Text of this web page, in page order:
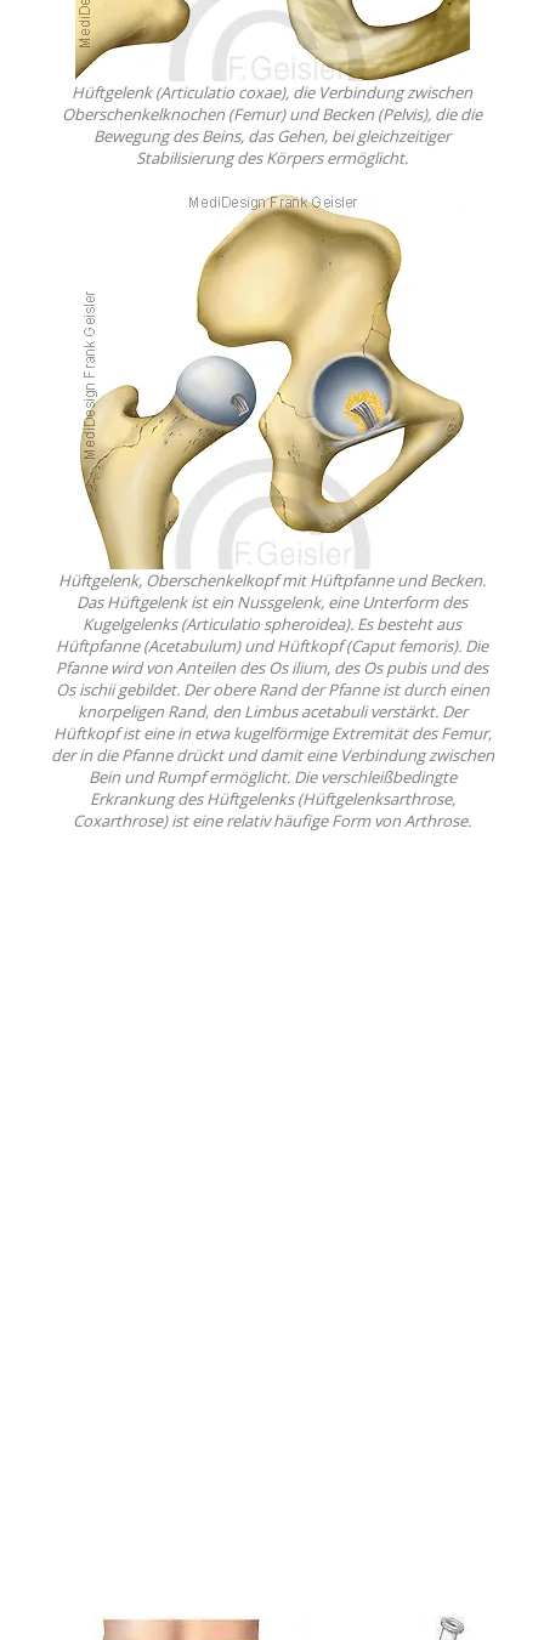
Hüftgelenk (Articulatio coxae), die Verbindung zwischen
Oberschenkelknochen (Femur) und Becken (Pelvis), die die
Bewegung des Beins, das Gehen, bei gleichzeitiger
Stabilisierung des Körpers ermöglicht.
Hüftgelenk, Oberschenkelkopf mit Hüftpfanne und Becken.
Das Hüftgelenk ist ein Nussgelenk, eine Unterform des
Kugelgelenks (Articulatio spheroidea). Es besteht aus
Hüftpfanne (Acetabulum) und Hüftkopf (Caput femoris). Die
Pfanne wird von Anteilen des Os ilium, des Os pubis und des
Os ischii gebildet. Der obere Rand der Pfanne ist durch einen
knorpeligen Rand, den Limbus acetabuli verstärkt. Der
Hüftkopf ist eine in etwa kugelförmige Extremität des Femur,
der in die Pfanne drückt und damit eine Verbindung zwischen
Bein und Rumpf ermöglicht. Die verschleißbedingte
Erkrankung des Hüftgelenks (Hüftgelenksarthrose,
Coxarthrose) ist eine relativ häufige Form von Arthrose.